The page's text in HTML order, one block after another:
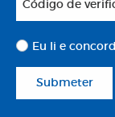
Código de
Eu li e
Submeter